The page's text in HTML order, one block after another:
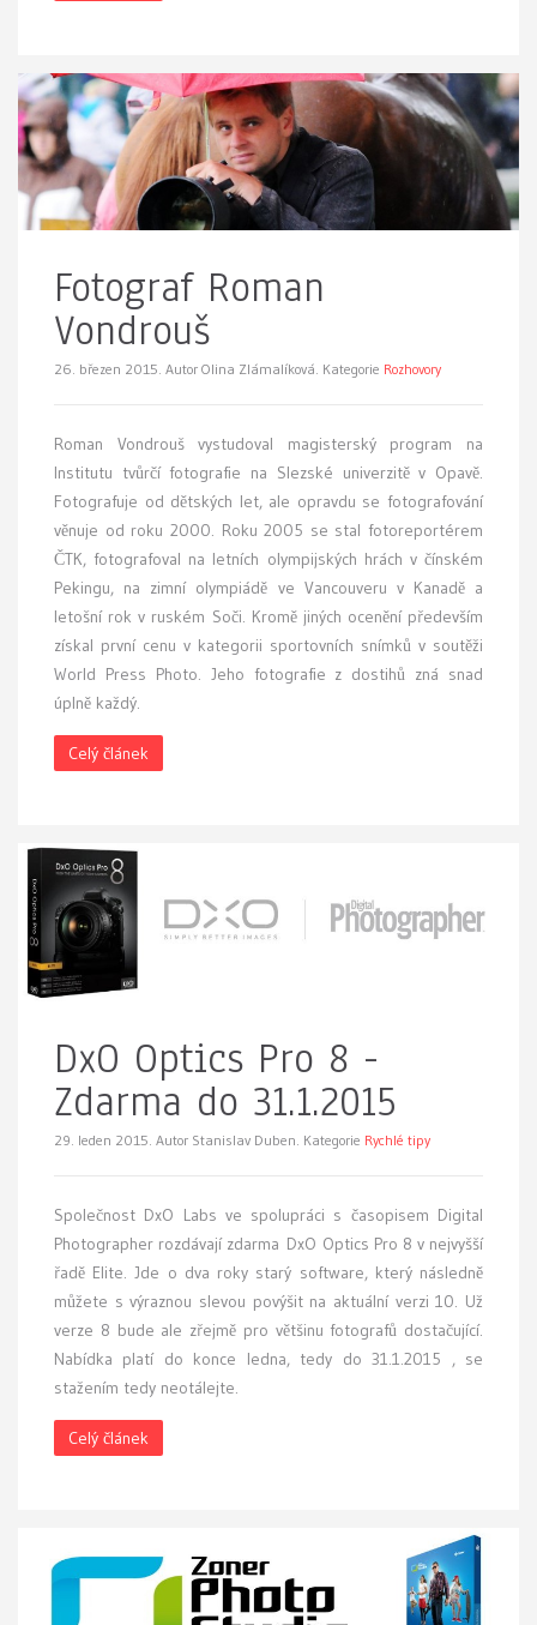
Fotograf Roman
Vondrouš
26. březen 2015. Autor Olina Zlámalíková. Kategorie Rozhovory
Roman Vondrouš vystudoval magisterský program na
Institutu tvůrčí fotografie na Slezské univerzitě v Opavě.
Fotografuje od dětských let, ale opravdu se fotografování
věnuje od roku 2000. Roku 2005 se stal fotoreportérem
ČTK, fotografoval na letních olympijských hrách v čínském
Pekingu, na zimní olympiádě ve Vancouveru v Kanadě a
letošní rok v ruském Soči. Kromě jiných ocenění především
získal první cenu v kategorii sportovních snímků v soutěži
World Press Photo. Jeho fotografie z dostihů zná snad
úplně každý.
Celý článek
DxO Optics Pro 8 -
Zdarma do 31.1.2015
29. leden 2015. Autor Stanislav Duben. Kategorie Rychlé tipy
Společnost DxO Labs ve spolupráci s časopisem Digital
Photographer rozdávají zdarma DxO Optics Pro 8 v nejvyšší
řadě Elite. Jde o dva roky starý software, který následně
můžete s výraznou slevou povýšit na aktuální verzi 10. Už
verze 8 bude ale zřejmě pro většinu fotografů dostačující.
Nabídka platí do konce ledna, tedy do 31.1.2015 , se
stažením tedy neotálejte.
Celý článek